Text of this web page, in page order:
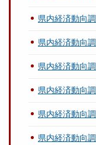
県内経済動向
県内経済動向
県内経済動向
県内経済動向
県内経済動向
県内経済動向